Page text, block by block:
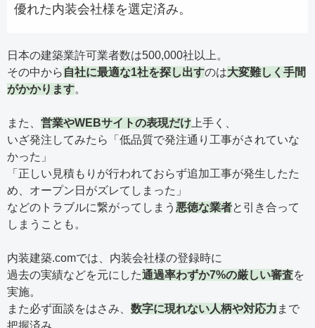
優れた内装会社様を選定済み。
日本の建築業許可業者数は500,000社以上。
その中から 自社に最適な1社を探し出すのは大変難しく手間
がかかります。
また、 営業やWEBサイトの表現だけ 上手く、
いざ発注してみたら「低品質で発注通り工事がされていな
かった」
「正しい見積もりが行われておらず追加工事が発生したた
め、オープン日がズレてしまった」
などのトラブルに繋がってしまう 悪徳な業者と引き合って
しまうことも。
内装建築.comでは、内装会社様の登録時に
過去の実績などを元にした通過率わずか7%の厳しい審査を
実施。
また必ず面談をはさみ、 数字に現れない人柄や対応力 まで
把握済み。